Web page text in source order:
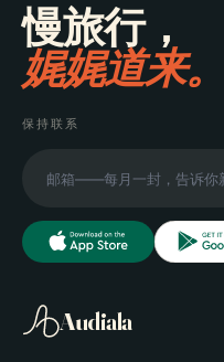
慢旅行，
娓娓道来。
保持联系
Audiala